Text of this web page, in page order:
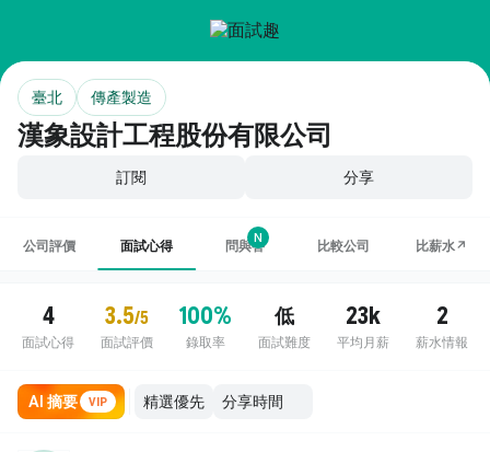
漢象設計工程股份有限公司
臺北 傳產製造
訂閱 分享
公司評價 面試心得 問與答
N
比較公司 比薪水↗
4
面試心得
3.5/5
面試評價
100%
錄取率
低
面試難度
23k
平均月薪
2
薪水情報
AI 摘要 VIP